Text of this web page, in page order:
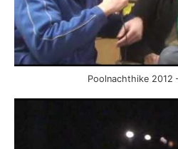
Poolnachthike 2012